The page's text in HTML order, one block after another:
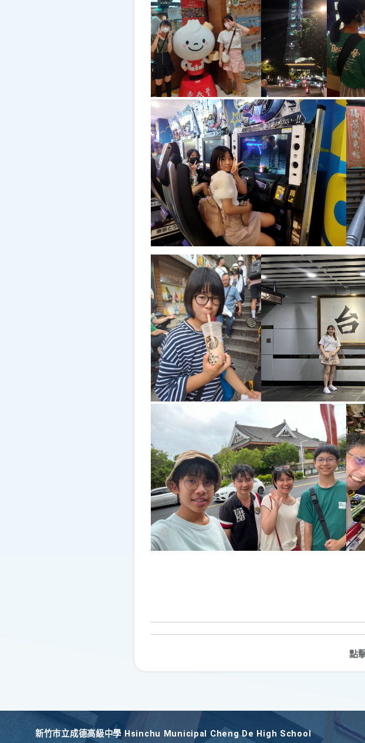
點
新竹巿立成德高級中學 Hsinchu Municipal Cheng De High School